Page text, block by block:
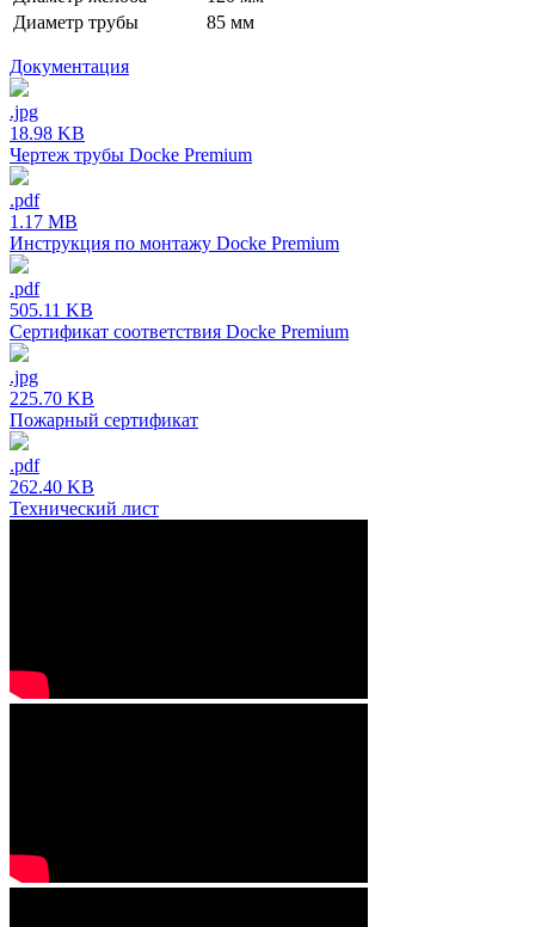
Диаметр трубы
85 мм
Документация
.jpg
18.98 KB
Чертеж трубы Docke Premium
.pdf
1.17 MB
Инструкция по монтажу Docke Premium
.pdf
505.11 KB
Сертификат соответствия Docke Premium
.jpg
225.70 KB
Пожарный сертификат
.pdf
262.40 KB
Технический лист